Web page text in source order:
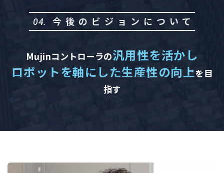
04. 今後のビジョンについて
Mujinコントローラの汎用性を活かし
ロボットを軸にした生産性の向上を目
指す